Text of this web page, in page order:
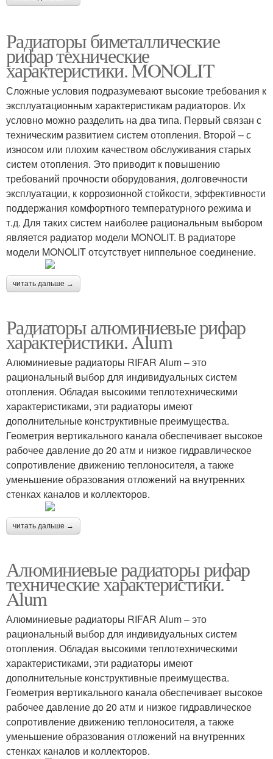
Радиаторы биметаллические
рифар технические
характеристики. MONOLIT
Сложные условия подразумевают высокие требования к
эксплуатационным характеристикам радиаторов. Их
условно можно разделить на два типа. Первый связан с
техническим развитием систем отопления. Второй – с
износом или плохим качеством обслуживания старых
систем отопления. Это приводит к повышению
требований прочности оборудования, долговечности
эксплуатации, к коррозионной стойкости, эффективности
поддержания комфортного температурного режима и
т.д. Для таких систем наиболее рациональным выбором
является радиатор модели MONOLIT. В радиаторе
модели MONOLIT отсутствует ниппельное соединение.
читать дальше →
Радиаторы алюминиевые рифар
характеристики. Alum
Алюминиевые радиаторы RIFAR Alum – это
рациональный выбор для индивидуальных систем
отопления. Обладая высокими теплотехническими
характеристиками, эти радиаторы имеют
дополнительные конструктивные преимущества.
Геометрия вертикального канала обеспечивает высокое
рабочее давление до 20 атм и низкое гидравлическое
сопротивление движению теплоносителя, а также
уменьшение образования отложений на внутренних
стенках каналов и коллекторов.
читать дальше →
Алюминиевые радиаторы рифар
технические характеристики.
Alum
Алюминиевые радиаторы RIFAR Alum – это
рациональный выбор для индивидуальных систем
отопления. Обладая высокими теплотехническими
характеристиками, эти радиаторы имеют
дополнительные конструктивные преимущества.
Геометрия вертикального канала обеспечивает высокое
рабочее давление до 20 атм и низкое гидравлическое
сопротивление движению теплоносителя, а также
уменьшение образования отложений на внутренних
стенках каналов и коллекторов.